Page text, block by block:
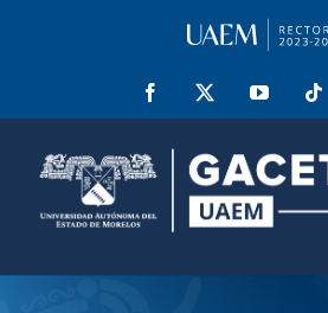
Facebook YouTube